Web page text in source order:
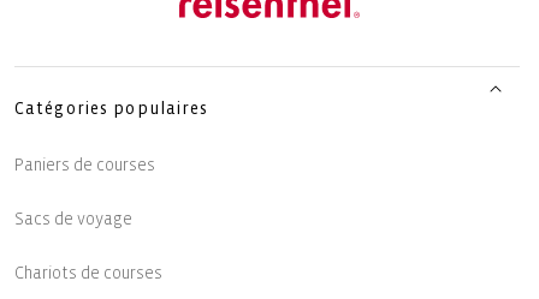
Catégories populaires
Paniers de courses
Sacs de voyage
Chariots de courses